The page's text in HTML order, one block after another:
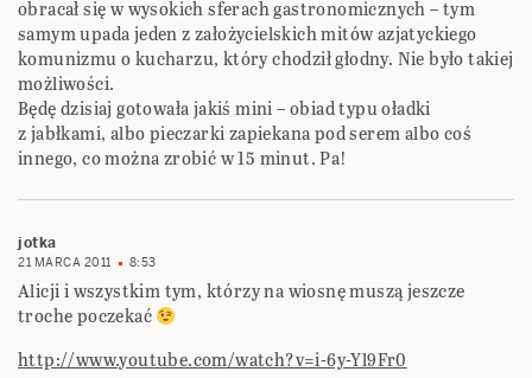
obracał się w wysokich sferach gastronomicznych – tym
samym upada jeden z założycielskich mitów azjatyckiego
komunizmu o kucharzu, który chodził głodny. Nie było takiej
możliwości.
Będę dzisiaj gotowała jakiś mini – obiad typu oładki
z jabłkami, albo pieczarki zapiekana pod serem albo coś
innego, co można zrobić w 15 minut. Pa!
jotka
21 MARCA 2011 8:53
Alicji i wszystkim tym, którzy na wiosnę muszą jeszcze
troche poczekać
http://www.youtube.com/watch?v=i-6y-Yl9Fr0